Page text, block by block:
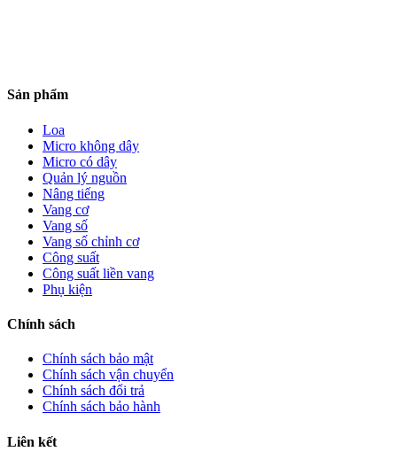
Sản phẩm
Loa
Micro không dây
Micro có dây
Quản lý nguồn
Nâng tiếng
Vang cơ
Vang số
Vang số chỉnh cơ
Công suất
Công suất liền vang
Phụ kiện
Chính sách
Chính sách bảo mật
Chính sách vận chuyển
Chính sách đổi trả
Chính sách bảo hành
Liên kết